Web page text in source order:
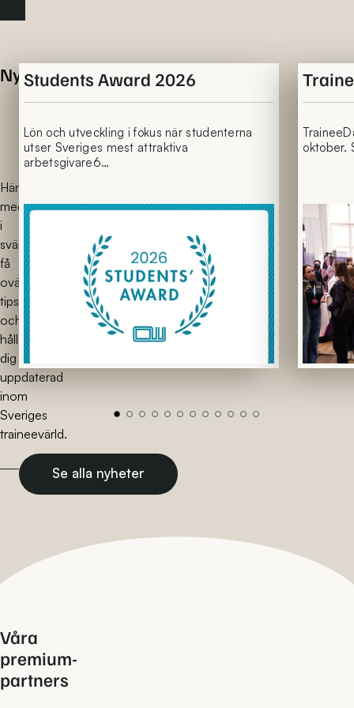
Nyheter
Häng
med
i
svängarna,
få
ovärdeliga
tips
och
håll
dig
uppdaterad
inom
Sveriges
traineevärld.
Students Award 2026
Lön och utveckling i fokus när studenterna
utser Sveriges mest attraktiva
arbetsgivare6…
oktober.
Se alla nyheter
Våra
premium-
partners